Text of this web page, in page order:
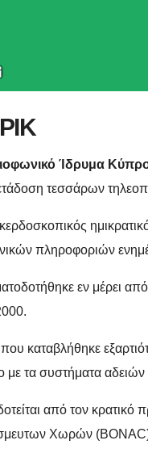
ΡΙΚ
Ίδρυμα
τεσσάρων
κερδοσκοπικός
πληροφοριών
εν μέρει
καταβλήθηκε
με τα συστήματα
από τον
Χωρών (BONAC).